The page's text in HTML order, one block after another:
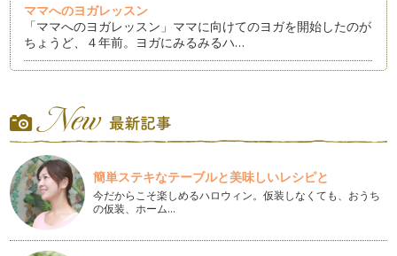
ママへのヨガレッスン
「ママへのヨガレッスン」ママに向けてのヨガを開始したのが
ちょうど、４年前。ヨガにみるみるハ…
だけのことではなくて子ども中心な毎…
職場で使えるyoga
仕事でやることが、毎日毎日いっぱいいっぱいになって 心も
体も疲れてしまうことは、ありません…
出産に『yoga』を活かす！
自分のお腹に生命が誕生したことに喜びと感動を！！！ 現
在、い…
簡単ステキなテーブルと美味しいレシピと
今だからこそ楽しめるハロウィン。仮装しなくても、おうち
の仮装、ホーム…